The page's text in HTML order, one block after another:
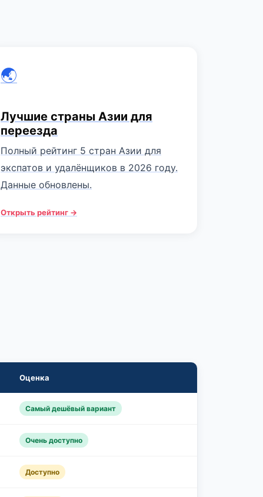
🌏
Лучшие страны Азии для
переезда
Полный рейтинг 5 стран Азии для
экспатов и удалёнщиков в 2026 году.
Данные обновлены.
Открыть рейтинг →
Оценка
Самый дешёвый вариант
Очень доступно
Доступно